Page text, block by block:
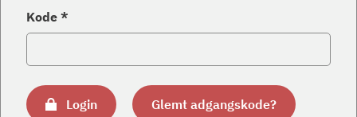
Kode *
Login Glemt adgangskode?